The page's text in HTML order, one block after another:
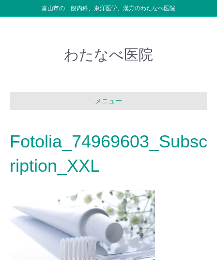
富山市の一般内科、東洋医学、漢方のわたなべ医院
わたなべ医院
メニュー
Fotolia_74969603_Subsc
ription_XXL